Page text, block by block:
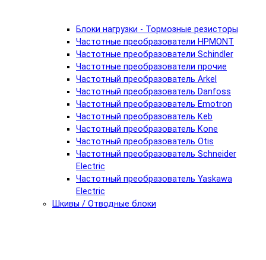
Блоки нагрузки - Тормозные резисторы
Частотные преобразователи HPMONT
Частотные преобразователи Schindler
Частотные преобразователи прочие
Частотный преобразователь Arkel
Частотный преобразователь Danfoss
Частотный преобразователь Emotron
Частотный преобразователь Keb
Частотный преобразователь Kone
Частотный преобразователь Otis
Частотный преобразователь Schneider
Electric
Частотный преобразователь Yaskawa
Electric
Шкивы / Отводные блоки